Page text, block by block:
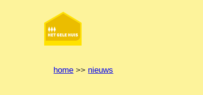
home >> nieuws